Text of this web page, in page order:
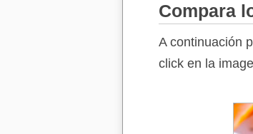
Compara
A continuación
click en la